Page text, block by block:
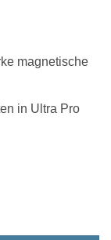
magnetische
in Ultra Pro